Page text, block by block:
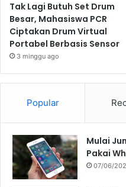
Tak Lagi Butuh Set Drum
Besar, Mahasiswa PCR
Ciptakan Drum Virtual
Portabel Berbasis Sensor
3 minggu ago
Popular
Mulai
Pakai
07/06/